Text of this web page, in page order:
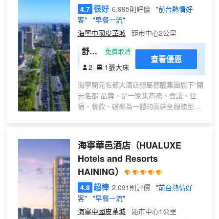
4.7 很好 6,995則評價
"前台熱情好
客"
"早餐一流"
海寧中國皮革城
距市中心2公里
舒適
大床
（全
景落
地窗
觀）
免費取消
2 1張大床
查看優惠
海寧開元名都大酒店隸屬德朧集團旗下“開
元名都”品牌，是一家集商務、會議、住
宿、餐飲、娛樂為一體的高端全服務型酒
城，距離海寧客運中心僅需2分鐘車程，距
離海寧火車站僅需15分鐘車程，距離杭州
蕭山國際機場僅需1小時車程，交通便捷。
酒店共有客房596間，近3500平米會議室
及商務休閒中心，配套典雅別緻的中、西
式餐廳，恒温泳池、健身房、自助洗衣房
等一應俱全。全樓高約245米，共50層，
是海寧頗具地標性的建築
海寧華邑酒店（HUALUXE
Hotels and Resorts
HAINING）
4.8 超棒 2,091則評價
"前台熱情好
客"
"早餐一流"
海寧中國皮革城
距市中心1公里